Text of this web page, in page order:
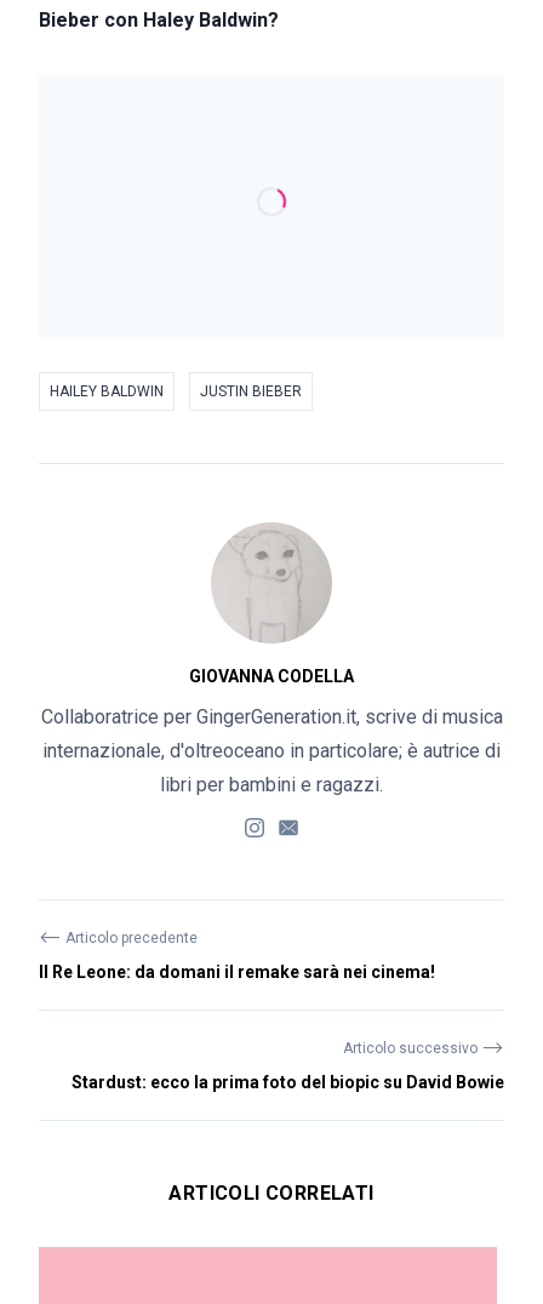
Bieber con Haley Baldwin?
HAILEY BALDWIN JUSTIN BIEBER
GIOVANNA CODELLA
Collaboratrice per GingerGeneration.it, scrive di musica
internazionale, d'oltreoceano in particolare; è autrice di
libri per bambini e ragazzi.
⟵ Articolo precedente
Il Re Leone: da domani il remake sarà nei cinema!
Articolo successivo ⟶
Stardust: ecco la prima foto del biopic su David Bowie
ARTICOLI CORRELATI